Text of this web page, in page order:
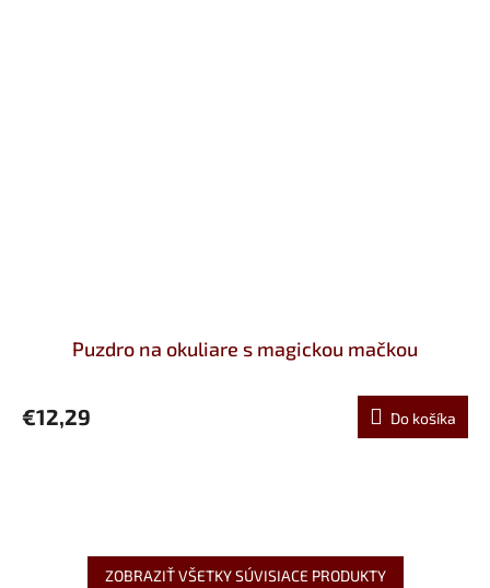
Puzdro na okuliare s magickou mačkou
€12,29 Do košíka
ZOBRAZIŤ VŠETKY SÚVISIACE PRODUKTY